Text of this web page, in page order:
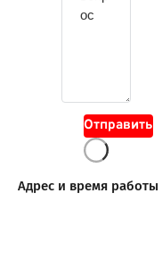
о
Отправить
Адрес и время работы